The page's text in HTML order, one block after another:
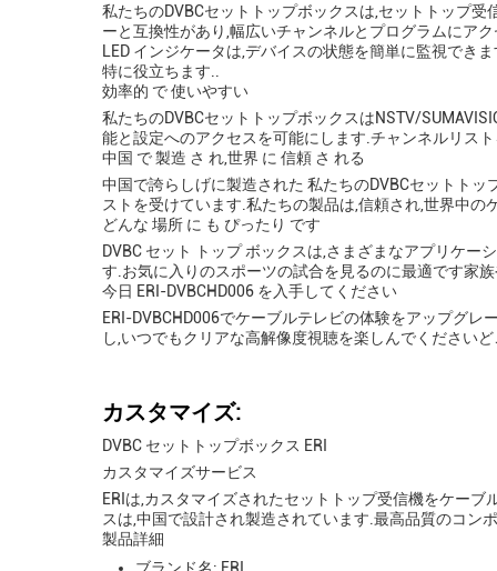
私たちのDVBCセットトップボックスは,セットトップ
ーと互換性があり,幅広いチャンネルとプログラムにア
LED インジケータは,デバイスの状態を簡単に監視で
特に役立ちます..
効率的 で 使いやすい
私たちのDVBCセットトップボックスはNSTV/
能と設定へのアクセスを可能にします.チャンネルリス
中国 で 製造 さ れ,世界 に 信頼 さ れる
中国で誇らしげに製造された 私たちのDVBCセットト
ストを受けています.私たちの製品は,信頼され,世界中
どんな 場所 に も ぴったり です
DVBC セット トップ ボックスは,さまざまなアプリケ
す.お気に入りのスポーツの試合を見るのに最適です家
今日 ERI-DVBCHD006 を入手してください
ERI-DVBCHD006でケーブルテレビの体験をアップグ
し,いつでもクリアな高解像度視聴を楽しんでください
カスタマイズ:
DVBC セットトップボックス ERI
カスタマイズサービス
ERIは,カスタマイズされたセットトップ受信機をケー
スは,中国で設計され製造されています.最高品質のコン
製品詳細
ブランド名: ERI